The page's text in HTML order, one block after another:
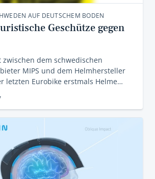
AUF DEUTSCHEM BODEN
Geschütze gegen
zwischen dem schwedischen
MIPS und dem Helmhersteller
letzten Eurobike erstmals Helme…